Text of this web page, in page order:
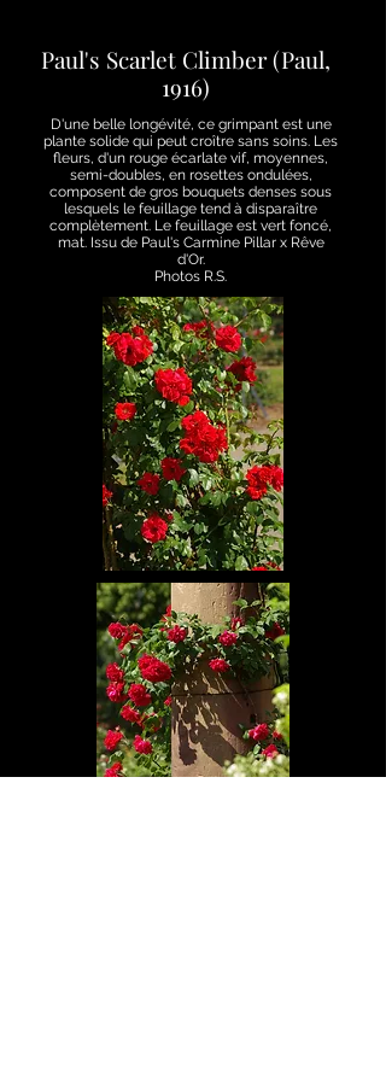
Paul's Scarlet Climber (Paul,
1916)
D'une belle longévité, ce grimpant est une
plante solide qui peut croître sans soins. Les
fleurs, d'un rouge écarlate vif, moyennes,
semi-doubles, en rosettes ondulées,
composent de gros bouquets denses sous
lesquels le feuillage tend à disparaître
complètement. Le feuillage est vert foncé,
mat. Issu de Paul's Carmine Pillar x Rêve
d'Or.
Photos R.S.